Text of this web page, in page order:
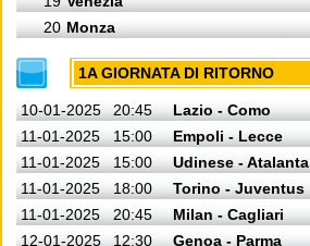
20 Monza
1A GIORNATA DI RITORNO
10-01-2025 20:45
Lazio - Como
11-01-2025
15:00
Empoli - Lecce
11-01-2025
15:00
Udinese - Atalanta
11-01-2025
18:00
Torino - Juventus
11-01-2025
20:45
Milan - Cagliari
12-01-2025
12:30
Genoa - Parma